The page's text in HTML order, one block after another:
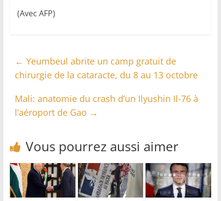
(Avec AFP)
← Yeumbeul abrite un camp gratuit de
chirurgie de la cataracte, du 8 au 13 octobre
Mali: anatomie du crash d’un Ilyushin Il-76 à
l’aéroport de Gao →
Vous pourrez aussi aimer